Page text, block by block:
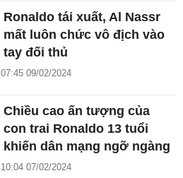
Ronaldo tái xuất, Al Nassr
mất luôn chức vô địch vào
tay đối thủ
07:45 09/02/2024
Chiều cao ấn tượng của
con trai Ronaldo 13 tuổi
khiến dân mạng ngỡ ngàng
10:04 07/02/2024